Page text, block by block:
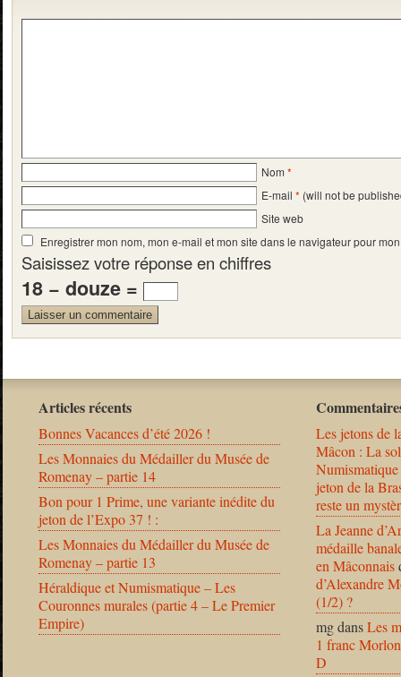
Nom *
E-mail * (will not be
Site web
Enregistrer mon nom, mon e-mail et mon site dans le navigateur pour
Saisissez votre réponse en chiffres
18 − douze =
Articles récents
Bonnes Vacances d’été 2026 !
Les Monnaies du Médailler du Musée de
Romenay – partie 14
Bon pour 1 Prime, une variante inédite du
jeton de l’Expo 37 ! :
Les Monnaies du Médailler du Musée de
Romenay – partie 13
Héraldique et Numismatique – Les
Couronnes murales (partie 4 – Le Premier
Empire)
Les jetons de
Mâcon : La
jeton de la
reste un
La Jeanne
médaille
en Mâconnais
d’Alexandre
(1/2) ?
mgdansLes
1 franc
D